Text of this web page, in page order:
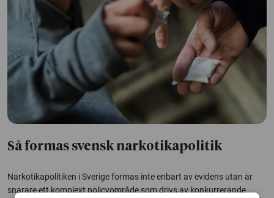
Så formas svensk narkotikapolitik
Narkotikapolitiken i Sverige formas inte enbart av evidens utan är
snarare ett komplext policyområde som drivs av konkurrerande